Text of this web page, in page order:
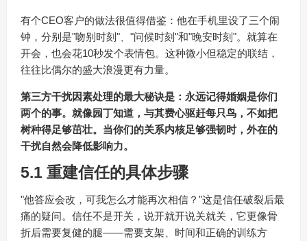
有个CEO客户的做法很值得借鉴：他在手机里设了三个闹
钟，分别是"吻别时刻"、"问候时刻"和"晚安时刻"。就算在
开会，也会花10秒发个表情包。这种微小但稳定的联结，
往往比偶尔的盛大浪漫更有力量。
第三方干扰因素处理的最大秘诀是：永远记得婚姻是你们
两个的事。就像园丁知道，与其费心驱赶每只鸟，不如把
树种得足够茁壮。当你们的关系内核足够强韧时，外在的
干扰自然会降低影响力。
5.1 重建信任的具体步骤
"他答应会改，可我怎么才能再次相信？"这是信任破裂后最
痛的疑问。信任不是开关，说开就开说关就关，它更像骨
折后需要复健的腿——需要支架、时间和正确的训练方